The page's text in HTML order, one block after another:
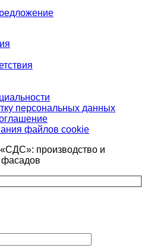
персональных данных
файлов cookie
производство и
фасадов